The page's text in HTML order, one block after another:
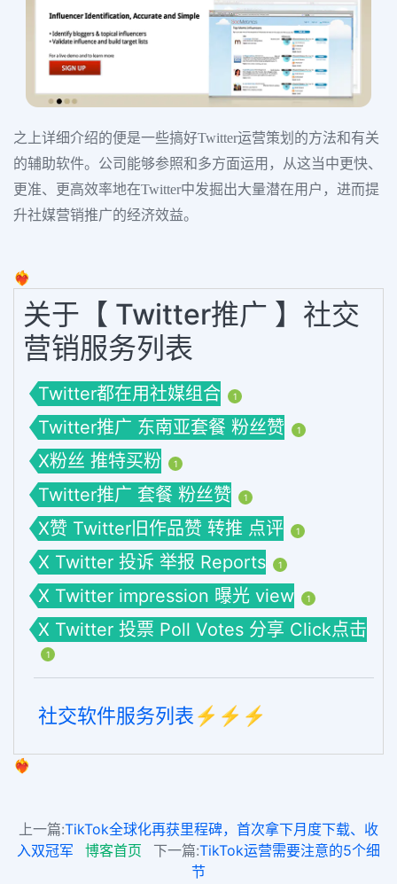
之上详细介绍的便是一些搞好Twitter运营策划的方法和有关
的辅助软件。公司能够参照和多方面运用，从这当中更快、
更准、更高效率地在Twitter中发掘出大量潜在用户，进而提
升社媒营销推广的经济效益。
❤️‍🔥
关于【 Twitter推广 】社交
营销服务列表
Twitter都在用社媒组合 1
Twitter推广 东南亚套餐 粉丝赞 1
X粉丝 推特买粉 1
Twitter推广 套餐 粉丝赞 1
X赞 Twitter旧作品赞 转推 点评 1
X Twitter 投诉 举报 Reports 1
X Twitter impression 曝光 view 1
X Twitter 投票 Poll Votes 分享 Click点击
1
社交软件服务列表⚡️⚡️⚡️
❤️‍🔥
上一篇:TikTok全球化再获里程碑，首次拿下月度下载、收
入双冠军
博客首页 下一篇:TikTok运营需要注意的5个细
节